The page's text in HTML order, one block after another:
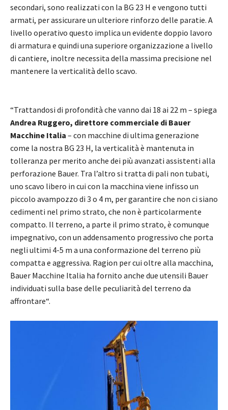
secondari, sono realizzati con la BG 23 H e vengono tutti
armati, per assicurare un ulteriore rinforzo delle paratie. A
livello operativo questo implica un evidente doppio lavoro
di armatura e quindi una superiore organizzazione a livello
di cantiere, inoltre necessita della massima precisione nel
mantenere la verticalità dello scavo.
“Trattandosi di profondità che vanno dai 18 ai 22 m – spiega
Andrea Ruggero, direttore commerciale di Bauer
Macchine Italia – con macchine di ultima generazione
come la nostra BG 23 H, la verticalità è mantenuta in
tolleranza per merito anche dei più avanzati assistenti alla
perforazione Bauer. Tra l’altro si tratta di pali non tubati,
uno scavo libero in cui con la macchina viene infisso un
piccolo avampozzo di 3 o 4 m, per garantire che non ci siano
cedimenti nel primo strato, che non è particolarmente
compatto. Il terreno, a parte il primo strato, è comunque
impegnativo, con un addensamento progressivo che porta
negli ultimi 4-5 m a una conformazione del terreno più
compatta e aggressiva. Ragion per cui oltre alla macchina,
Bauer Macchine Italia ha fornito anche due utensili Bauer
individuati sulla base delle peculiarità del terreno da
affrontare“.